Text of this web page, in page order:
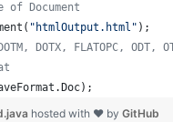
Document
( "htmlOutput.html" );
DOTX, FLATOPC,
. Doc);
hosted with ❤ by GitHub